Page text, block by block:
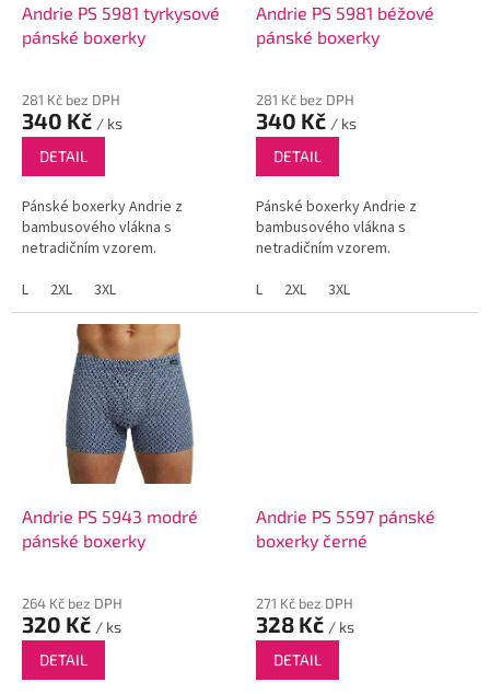
Andrie PS 5981 tyrkysové
pánské boxerky
281 Kč bez DPH
340 Kč / ks
DETAIL
Pánské boxerky Andrie z
bambusového vlákna s
netradičním vzorem.
L
2XL 3XL
Andrie PS 5981 béžové
pánské boxerky
281 Kč bez DPH
340 Kč / ks
DETAIL
Pánské boxerky Andrie z
bambusového vlákna s
netradičním vzorem.
L
2XL 3XL
Andrie PS 5943 modré
pánské boxerky
264 Kč bez DPH
320 Kč / ks
DETAIL
Andrie PS 5597 pánské
boxerky černé
271 Kč bez DPH
328 Kč / ks
DETAIL